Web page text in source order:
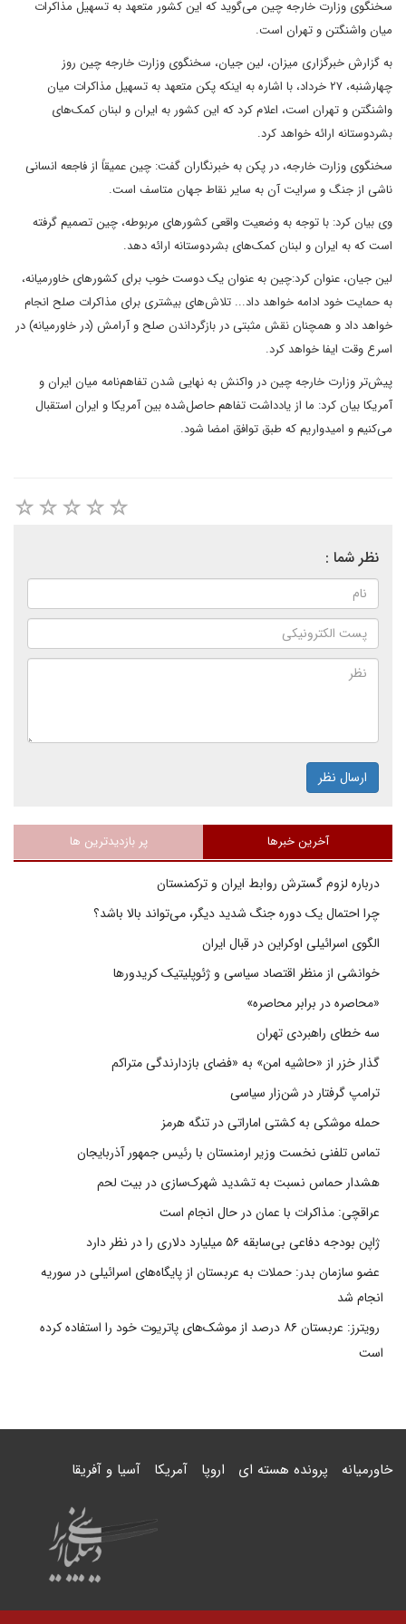
سخنگوی وزارت خارجه چین می‌گوید که این کشور متعهد به تسهیل مذاکرات
میان واشنگتن و تهران است.
به گزارش خبرگزاری میزان، لین جیان، سخنگوی وزارت خارجه چین روز
چهارشنبه، ۲۷ خرداد، با اشاره به اینکه پکن متعهد به تسهیل مذاکرات میان
واشنگتن و تهران است، اعلام کرد که این کشور به ایران و لبنان کمک‌های
بشردوستانه ارائه خواهد کرد.
سخنگوی وزارت خارجه، در پکن به خبرنگاران گفت: چین عمیقاً از فاجعه انسانی
ناشی از جنگ و سرایت آن به سایر نقاط جهان متاسف است.
وی بیان کرد: با توجه به وضعیت واقعی کشور‌های مربوطه، چین تصمیم گرفته
است که به ایران و لبنان کمک‌های بشردوستانه ارائه دهد.
لین جیان، عنوان کرد:چین به عنوان یک دوست خوب برای کشور‌های خاورمیانه،
به حمایت خود ادامه خواهد داد... تلاش‌های بیشتری برای مذاکرات صلح انجام
خواهد داد و همچنان نقش مثبتی در بازگرداندن صلح و آرامش (در خاورمیانه) در
اسرع وقت ایفا خواهد کرد.
پیش‌تر وزارت خارجه چین در واکنش به نهایی شدن تفاهم‌نامه میان ایران و
آمریکا بیان کرد: ما از یادداشت تفاهم حاصل‌شده بین آمریکا و ایران استقبال
می‌کنیم و امیدواریم که طبق توافق امضا شود.
نظر شما :
ارسال نظر
آخرین خبرها پر بازدیدترین ها
درباره لزوم گسترش روابط ایران و ترکمنستان
چرا احتمال یک دوره جنگ شدید دیگر، می‌تواند بالا باشد؟
الگوی اسرائیلی اوکراین در قبال ایران
خوانشی از منظر اقتصاد سیاسی و ژئوپلیتیک کریدورها
«محاصره در برابر محاصره»
سه خطای راهبردی تهران
گذار خزر از «حاشیه امن» به «فضای بازدارندگی متراکم
ترامپ گرفتار در شن‌زار سیاسی
حمله موشکی به کشتی اماراتی در تنگه هرمز
تماس تلفنی نخست وزیر ارمنستان با رئیس جمهور آذربایجان
هشدار حماس نسبت به تشدید شهرک‌سازی در بیت‌ لحم
عراقچی: مذاکرات با عمان در حال انجام است
ژاپن بودجه دفاعی بی‌سابقه ۵۶ میلیارد دلاری را در نظر دارد
عضو سازمان بدر: حملات به عربستان از پایگاه‌های اسرائیلی در سوریه
انجام شد
رویترز: عربستان ۸۶ درصد از موشک‌های پاتریوت خود را استفاده کرده
است
خاورمیانه پرونده هسته ای اروپا آمریکا آسیا و آفریقا